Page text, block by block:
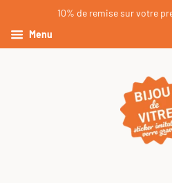
10% de remise sur votre
Menu